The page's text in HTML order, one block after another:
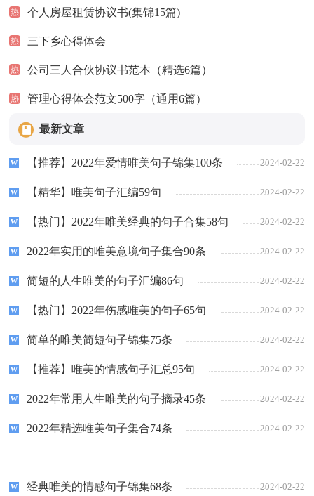
热 个人房屋租赁协议书(集锦15篇)
热 三下乡心得体会
热 公司三人合伙协议书范本（精选6篇）
热 管理心得体会范文500字（通用6篇）
最新文章
【推荐】2022年爱情唯美句子锦集100条 2024-02-22
【精华】唯美句子汇编59句 2024-02-22
【热门】2022年唯美经典的句子合集58句 2024-02-22
2022年实用的唯美意境句子集合90条 2024-02-22
简短的人生唯美的句子汇编86句 2024-02-22
【热门】2022年伤感唯美的句子65句 2024-02-22
简单的唯美简短句子锦集75条 2024-02-22
【推荐】唯美的情感句子汇总95句 2024-02-22
2022年常用人生唯美的句子摘录45条 2024-02-22
2022年精选唯美句子集合74条 2024-02-22
经典唯美的情感句子锦集68条 2024-02-22